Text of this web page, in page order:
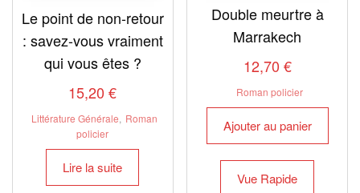
Le point de non-retour
: savez-vous vraiment
qui vous êtes ?
15,20€
Littérature Générale, Roman
policier
Lire la suite
Double meurtre à
Marrakech
12,70 €
Roman policier
Ajouter au panier
Vue Rapide